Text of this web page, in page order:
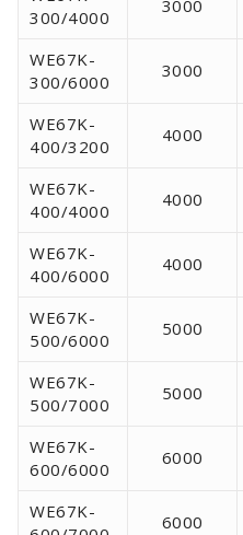
300/4000
3000
WE67K-
300/6000
3000
WE67K-
400/3200
4000
WE67K-
400/4000
4000
WE67K-
400/6000
4000
WE67K-
500/6000
5000
WE67K-
500/7000
5000
WE67K-
600/6000
6000
WE67K-
6000